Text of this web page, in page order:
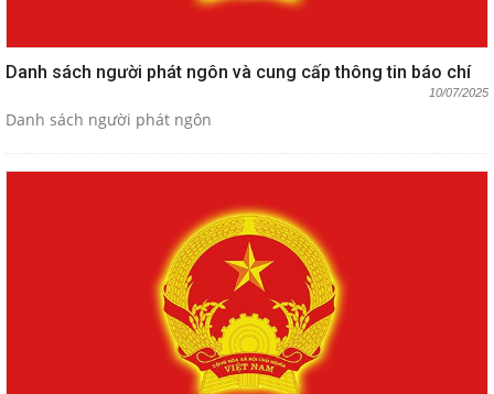
Danh sách người phát ngôn và cung cấp thông tin báo chí
10/07/2025
Danh sách người phát ngôn